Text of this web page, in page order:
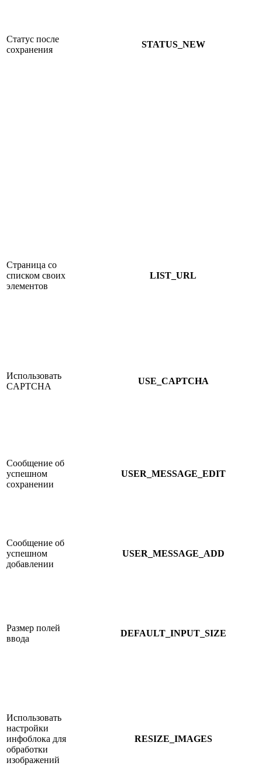
Статус после
сохранения
STATUS_NEW
Страница со
списком своих
элементов
LIST_URL
Использовать
CAPTCHA
USE_CAPTCHA
Сообщение об
успешном
сохранении
USER_MESSAGE_EDIT
Сообщение об
успешном
добавлении
USER_MESSAGE_ADD
Размер полей
ввода
DEFAULT_INPUT_SIZE
Использовать
настройки
инфоблока для
обработки
изображений
RESIZE_IMAGES